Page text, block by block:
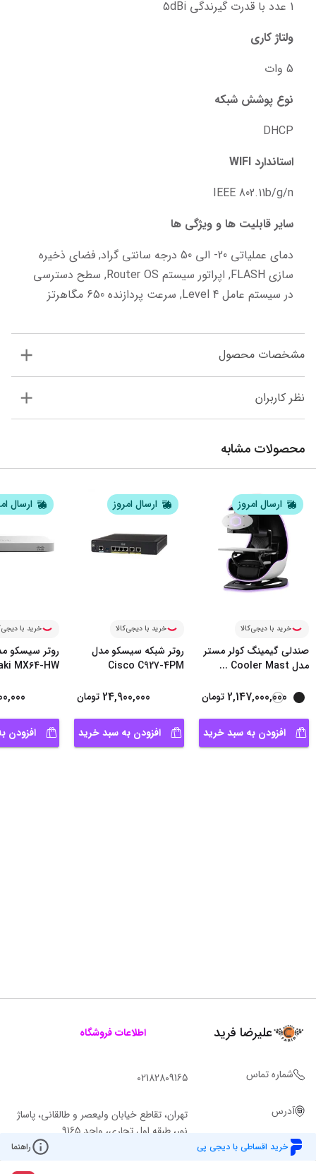
1 عدد با قدرت گیرندگی 5dBi
ولتاژ کاری
5 وات
نوع پوشش شبکه
DHCP
استاندارد WIFI
IEEE 802.11b/g/n
سایر قابلیت ها و ویژگی ها
در سیستم عامل Level 4, سرعت پردازنده 650 مگاهرتز
مشخصات محصول
نظر کاربران
محصولات مشابه
ارسال امروز
خرید با دیجی‌کالا
صندلی گیمینگ کولر مستر
مدل Cooler Mast
...
2,147,000,000 تومان
افزودن به سبد خرید
ارسال امروز
خرید با دیجی‌کالا
روتر شبکه سیسکو مدل
Cisco C927-4PM
24,900,000 تومان
افزودن به سبد خرید
ارسال
خرید با
MX64-HW
افزودن
خرید اقساطی با دیجی پی راهنما
علیرضا فرید اطلاعات فروشگاه
شماره تماس 02182809165
آدرس
تهران، تقاطع خیابان ولیعصر و طالقانی، پاساژ
نور، طبقه اول تجاری، واحد 9165